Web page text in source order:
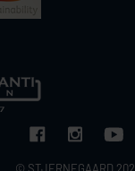
© STJERNEGAARD